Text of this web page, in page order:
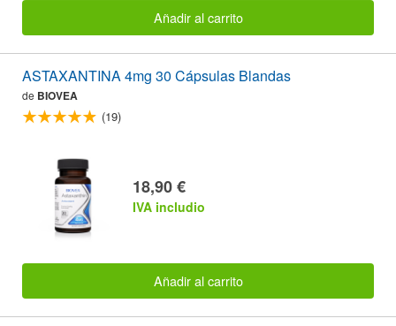
Añadir al carrito
ASTAXANTINA 4mg 30 Cápsulas Blandas
de BIOVEA
(19)
18,90 €
IVA includio
Añadir al carrito